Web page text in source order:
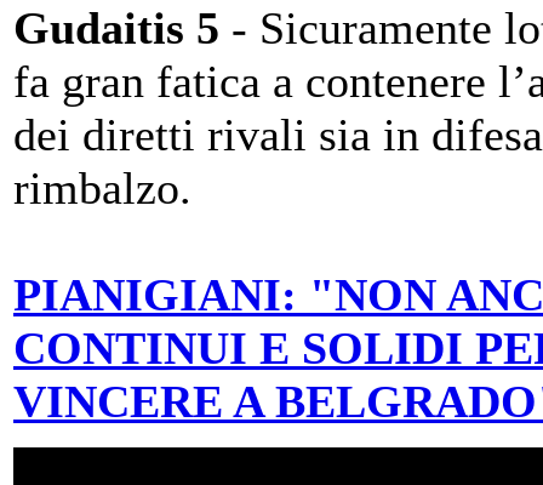
Gudaitis 5 - Sicuramente
fa gran fatica a contenere
dei diretti rivali sia in
rimbalzo.
PIANIGIANI: "NON
CONTINUI E SOLIDI
VINCERE A